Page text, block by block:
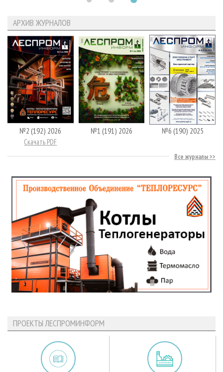
АРХИВ ЖУРНАЛОВ
№2 (192) 2026
Скачать PDF
№1 (191) 2026 №6 (190) 2025
Все журналы
ПРОЕКТЫ ЛЕСПРОМИНФОРМ